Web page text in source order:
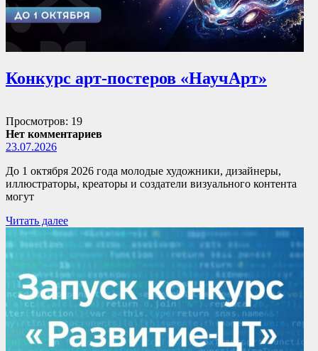
Конкурс арт-постеров «НаучАрт»
Просмотров: 19
Нет комментариев
23.07.2026
До 1 октября 2026 года молодые художники, дизайнеры,
иллюстраторы, креаторы и создатели визуального контента
могут
Читать далее